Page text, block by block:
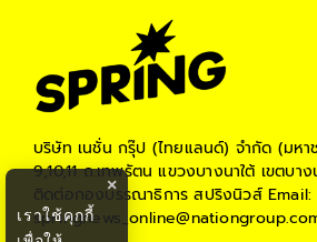
บริษัท เนชั่น กรุ๊ป (ไทยแลนด์) จำกัด (มหา
9,10,11 ถ.เทพรัตน แขวงบางนาใต้ เขตบา
ติดต่อกองบรรณาธิการ สปริงนิวส์Email:
×
เราใช้คุกกี้